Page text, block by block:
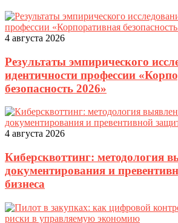
4 августа 2026
Результаты эмпирического
идентичности профессии
безопасность 2026»
4 августа 2026
Киберсквоттинг: методология
документирования и
бизнеса